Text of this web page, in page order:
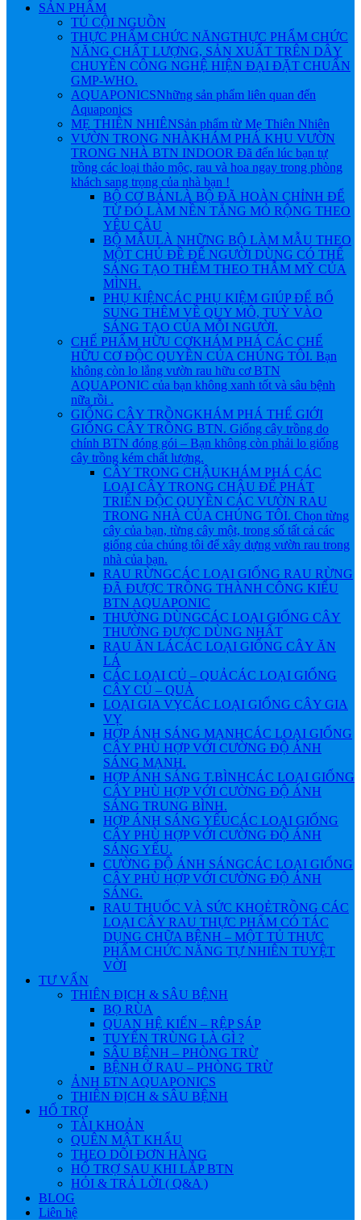
SẢN PHẨM
TỦ CỘI NGUỒN
THỰC PHẨM CHỨC NĂNGTHỰC PHẨM CHỨC
NĂNG CHẤT LƯỢNG, SẢN XUẤT TRÊN DÂY
CHUYỀN CÔNG NGHỆ HIỆN ĐẠI ĐẶT CHUẨN
GMP-WHO.
AQUAPONICSNhững sản phẩm liên quan đến
Aquaponics
MẸ THIÊN NHIÊNSản phẩm từ Mẹ Thiên Nhiên
VƯỜN TRONG NHÀKHÁM PHÁ KHU VƯỜN
TRONG NHÀ BTN INDOOR Đã đến lúc bạn tự
trồng các loại thảo mộc, rau và hoa ngay trong phòng
khách sang trọng của nhà bạn !
BỘ CƠ BẢNLÀ BỘ ĐÃ HOÀN CHỈNH ĐỂ
TỪ ĐÓ LÀM NỀN TẲNG MỎ RỘNG THEO
YÊU CẦU
BỘ MẪULÀ NHỮNG BỘ LÀM MẪU THEO
MỘT CHỦ ĐỀ ĐỂ NGƯỜI DÙNG CÓ THỂ
SÁNG TẠO THÊM THEO THẪM MỸ CỦA
MÌNH.
PHỤ KIỆNCÁC PHỤ KIỆM GIÚP ĐỂ BỔ
SUNG THÊM VỀ QUY MÔ, TUỲ VÀO
SÁNG TẠO CỦA MỖI NGƯỜI.
CHẾ PHẨM HỮU CƠKHÁM PHÁ CÁC CHẾ
HỮU CƠ ĐỘC QUYỀN CỦA CHÚNG TÔI. Bạn
không còn lo lắng vườn rau hữu cơ BTN
AQUAPONIC của bạn không xanh tốt và sâu bệnh
nữa rồi .
GIỐNG CÂY TRỒNGKHÁM PHÁ THẾ GIỚI
GIỐNG CÂY TRỒNG BTN. Giống cây trồng do
chính BTN đóng gói – Bạn không còn phải lo giống
cây trồng kém chất lượng.
CÂY TRONG CHẬUKHÁM PHÁ CÁC
LOẠI CÂY TRONG CHẬU ĐỂ PHÁT
TRIỂN ĐỘC QUYỀN CÁC VƯỜN RAU
TRONG NHÀ CỦA CHÚNG TÔI. Chọn từng
cây của bạn, từng cây một, trong số tất cả các
giống của chúng tôi để xây dựng vườn rau trong
nhà của bạn.
RAU RỪNGCÁC LOẠI GIỐNG RAU RỪNG
ĐÃ ĐƯỢC TRỒNG THÀNH CÔNG KIỂU
BTN AQUAPONIC
THƯỜNG DÙNGCÁC LOẠI GIỐNG CÂY
THƯỜNG ĐƯỢC DÙNG NHẤT
RAU ĂN LÁCÁC LOẠI GIỐNG CÂY ĂN
LÁ
CÁC LOẠI CỦ – QUẢCÁC LOẠI GIỐNG
CÂY CỦ – QUẢ
LOẠI GIA VỴCÁC LOẠI GIỐNG CÂY GIA
VỴ
HỢP ÁNH SÁNG MẠNHCÁC LOẠI GIỐNG
CÂY PHÙ HỢP VỚI CƯỜNG ĐỘ ÁNH
SÁNG MẠNH.
HỢP ÁNH SÁNG T.BÌNHCÁC LOẠI GIỐNG
CÂY PHÙ HỢP VỚI CƯỜNG ĐỘ ÁNH
SÁNG TRUNG BÌNH.
HỢP ÁNH SÁNG YẾUCÁC LOẠI GIỐNG
CÂY PHÙ HỢP VỚI CƯỜNG ĐỘ ÁNH
SÁNG YẾU.
CƯỜNG ĐỘ ÁNH SÁNGCÁC LOẠI GIỐNG
CÂY PHÙ HỢP VỚI CƯỜNG ĐỘ ÁNH
SÁNG.
RAU THUỐC VÀ SỨC KHOẺTRỒNG CÁC
LOẠI CÂY RAU THỰC PHẨM CÓ TÁC
DỤNG CHỮA BỆNH – MỘT TỦ THỰC
PHẨM CHỨC NĂNG TỰ NHIÊN TUYỆT
VỜI
TƯ VẤN
THIÊN ĐỊCH & SÂU BỆNH
BỌ RÙA
QUAN HỆ KIẾN – RỆP SÁP
TUYẾN TRÙNG LÀ GÌ ?
SÂU BỆNH – PHÒNG TRỪ
BỆNH Ở RAU – PHÒNG TRỪ
ẢNH БTN AQUAPONICS
THIÊN ĐỊCH & SÂU BỆNH
HỔ TRỢ
TÀI KHOẢN
QUÊN MẬT KHẨU
THEO DÕI ĐƠN HÀNG
HỔ TRỢ SAU KHI LẮP BTN
HỎI & TRẢ LỜI ( Q&A )
BLOG
Liên hệ